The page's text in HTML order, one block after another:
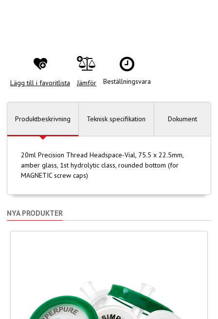
Lägg till i favoritlista Jämför Beställningsvara
Produktbeskrivning Teknisk specifikation Dokument
20ml Precision Thread Headspace-Vial, 75.5 x 22.5mm,
amber glass, 1st hydrolytic class, rounded bottom (for
MAGNETIC screw caps)
NYA PRODUKTER